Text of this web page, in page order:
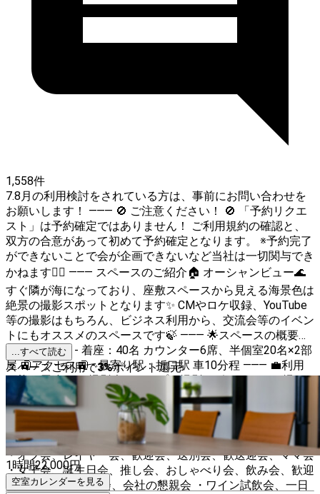
1,558件
7.8月の利用検討をされている方は、事前にお問い合わせを
お願いします！ ⸻ 🚫 ご注意ください！ 🚫 「予約リクエ
スト」は予約確定ではありません！ ご利用規約の確認と、
双方の合意があって初めて予約確定となります。 ※予約完了
ができないことで会が企画できないなど当社は一切関与でき
かねます🙇‍♂️ ⸻ スペースのご紹介🏠 オーシャンビュー🌊
すぐ隣が海になっており、座敷スペースから見える海景色は
絶景の撮影スポットとなります✨ CMやロケ収録、YouTube
等の撮影はもちろん、ビジネス利用から、交流会等のイベン
トにもオススメのスペースです🍃 ⸻ 🌟スペースの概要🌟
- 収容：40名 - 着座：40名 カウンター6席、半個室20名×2部
屋 🚉アクセス🚉 - 最寄り駅：折口駅 車10分程 ⸻ 💼利用
可能な用途💼 ・撮影会、コスプレ撮影、ポートレート撮
影、商用撮影、スタジオ撮影、アパレル撮影、インタビュ
ー、取材、WebCM、広告撮影 ・動画撮影、SNS・インスタ
映え投稿、MV、PV、ロケ、TV収録、控室、短尺動画制
作、映像制作、物撮り ・YouTube動画配信、Youtuberの企画
・オフ会、レイヤー会、歓迎会、送別会、歓送迎会、ママ会
・女子会、誕生日会、推し会、おしゃべり会、飲み会、歓迎
会 ・ホムパ、同窓会、会社の懇親会 ・ワイン試飲会、一日
...すべて読む
スペースご利用で3%ポイント還元
1時間22,000円
空室カレンダーを見る